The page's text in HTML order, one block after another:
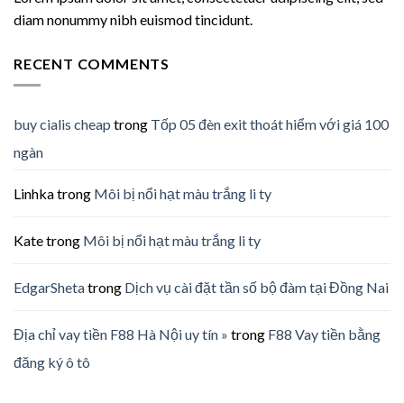
diam nonummy nibh euismod tincidunt.
RECENT COMMENTS
buy cialis cheap trong Tốp 05 đèn exit thoát hiểm với giá 100
ngàn
Linhkatrong Môi bị nổi hạt màu trắng li ty
Katetrong Môi bị nổi hạt màu trắng li ty
EdgarShetatrong Dịch vụ cài đặt tần số bộ đàm tại Đồng Nai
Địa chỉ vay tiền F88 Hà Nội uy tín » trong F88 Vay tiền bằng
đăng ký ô tô